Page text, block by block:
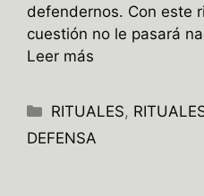
defendernos. Con este
cuestión no le pasará
Leer más
Categorías
RITUALES,
DEFENSA